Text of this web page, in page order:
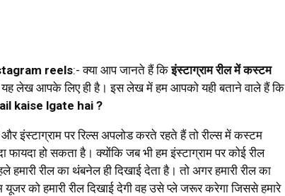
reels:- क्या आप जानते हैं किइंस्टाग्राम रील में कस्टम
यह लेख आपके लिए ही है। इस लेख में हम आपको यही बताने वाले हैं कि
kaise lgate hai ?
इंस्टाग्राम पर रिल्स अपलोड करते रहते हैं तो रील्स में कस्टम
हो सकता है। क्योंकि जब भी हम इंस्टाग्राम पर कोई रील
रील का थंबनेल ही दिखाई देता है। तो अगर हमारी रील का
यूजर को हमारी रील दिखाई देगी वह उसे प्ले जरूर करेगा जिससे हमारे